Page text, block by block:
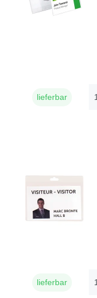
lieferbar
lieferbar